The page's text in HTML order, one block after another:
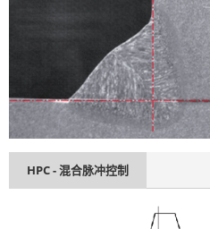
HPC - 混合脉冲控制